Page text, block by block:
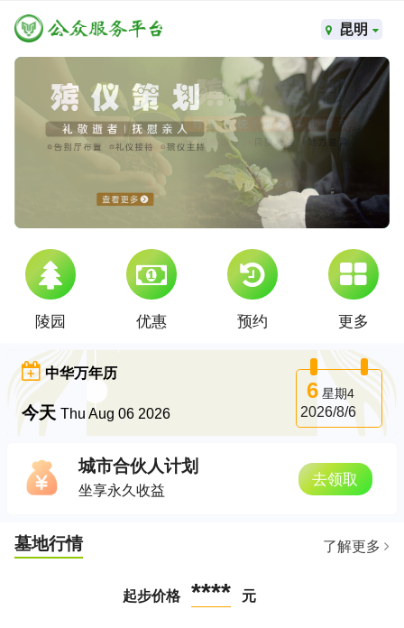
昆明
陵园 优惠 预约 更多
中华万年历
今天 Thu Aug 06 2026
6星期4
2026/8/6
城市合伙人计划
坐享永久收益
去领取
墓地行情 了解更多
起步价格 **** 元